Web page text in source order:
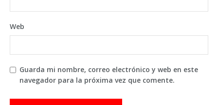
Web
Guarda mi nombre, correo electrónico y web en este
navegador para la próxima vez que comente.